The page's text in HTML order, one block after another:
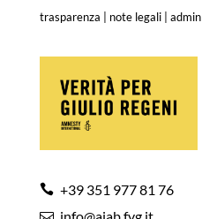
trasparenza note legali| admin
+39 351 977 81 76